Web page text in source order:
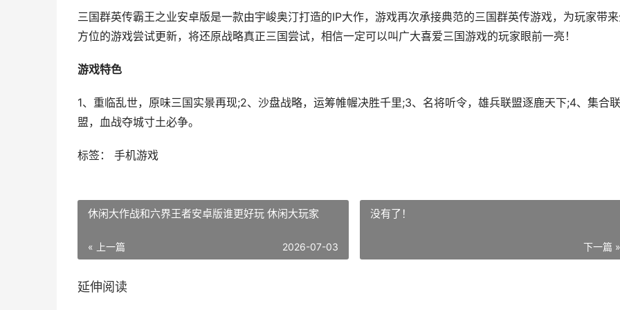
三国群英传霸王之业安卓版是一款由宇峻奥汀打造的IP大作，游戏再次承接典范的三国群英传游戏，为玩家带
方位的游戏尝试更新，将还原战略真正三国尝试，相信一定可以叫广大喜爱三国游戏的玩家眼前一亮！
游戏特色
1、重临乱世，原味三国实景再现;2、沙盘战略，运筹帷幄决胜千里;3、名将听令，雄兵联盟逐鹿天下;4、集合联
盟，血战夺城寸土必争。
标签： 手机游戏
休闲大作战和六界王者安卓版谁更好玩 休闲大玩家
« 上一篇 2026-07-03
没有了！
下一篇 »
延伸阅读